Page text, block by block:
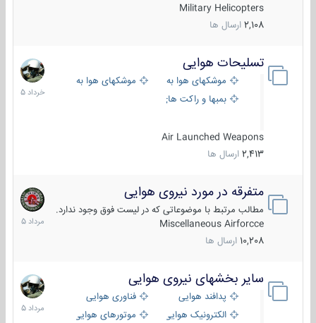
Military Helicopters
2,108 ارسال ها
تسلیحات هوایی
موشکهای هوا به هوا
موشکهای هوا به سطح
بمبها و راکت های هوایی
Air Launched Weapons
2,413 ارسال ها
30
خرداد
1405
متفرقه در مورد نیروی هوایی
مطالب مرتبط با موضوعاتی که در لیست فوق وجود ندارد.
Miscellaneous Airforcce
10,208 ارسال ها
7
مرداد
1405
سایر بخشهای نیروی هوایی
پدافند هوایی
فناوری هوایی
الکترونیک هوایی
موتورهای هوایی
2
مرداد
1405